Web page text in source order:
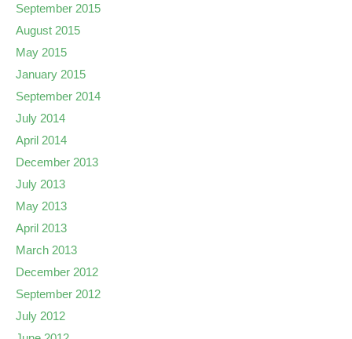
September 2015
August 2015
May 2015
January 2015
September 2014
July 2014
April 2014
December 2013
July 2013
May 2013
April 2013
March 2013
December 2012
September 2012
July 2012